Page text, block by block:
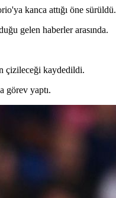
kanca attığı öne sürüldü.
gelen haberler arasında.
çizileceği kaydedildi.
görev yaptı.